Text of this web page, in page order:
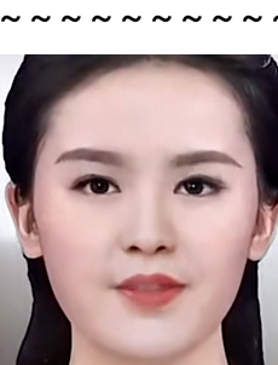
～～～～～～～～～